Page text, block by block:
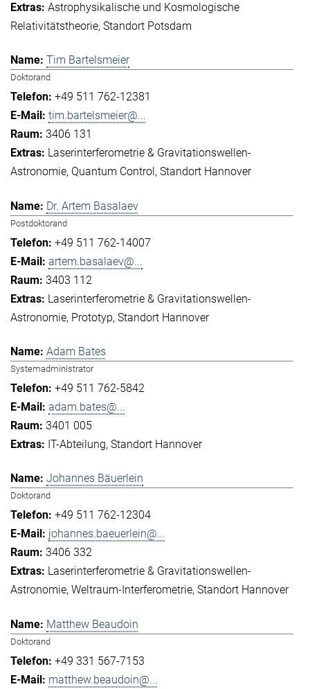
Astrophysikalische und Kosmologische
Relativitätstheorie Standort Potsdam
Tim Bartelsmeier
Doktorand
+49 511 762-12381
tim.bartelsmeier@...
3406 131
Laserinterferometrie & Gravitationswellen-
Astronomie Quantum Control Standort Hannover
Dr. Artem Basalaev
Postdoktorand
+49 511 762-14007
artem.basalaev@...
3403 112
Laserinterferometrie & Gravitationswellen-
Astronomie Prototyp Standort Hannover
Adam Bates
Systemadministrator
+49 511 762-5842
adam.bates@...
3401 005
IT-Abteilung Standort Hannover
Johannes Bäuerlein
Doktorand
+49 511 762-12304
johannes.baeuerlein@...
3406 332
Laserinterferometrie & Gravitationswellen-
Astronomie Weltraum-Interferometrie Standort Hannover
Matthew Beaudoin
Doktorand
+49 331 567-7153
matthew.beaudoin@...